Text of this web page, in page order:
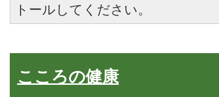
トールしてください。
こころの健康